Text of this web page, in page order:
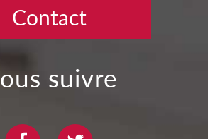
Contact
nous suivre